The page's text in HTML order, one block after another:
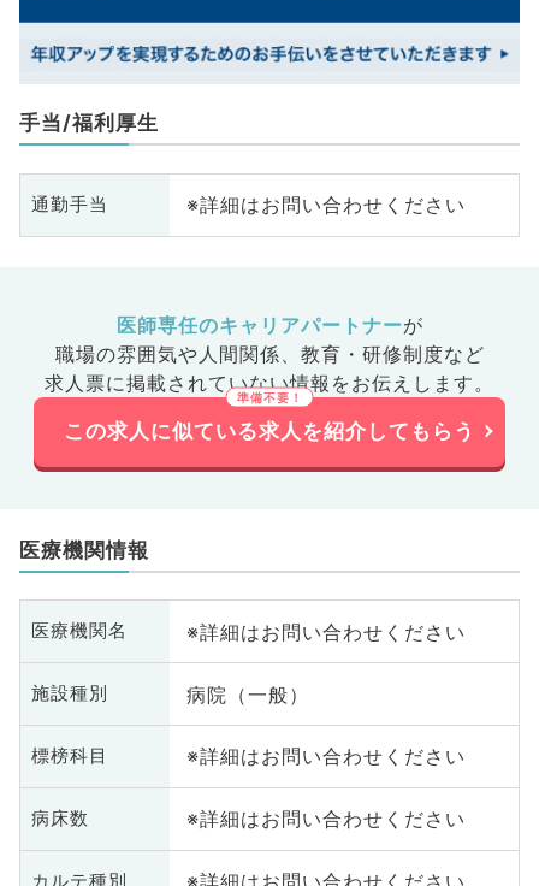
手当/福利厚生
通勤手当 ※詳細はお問い合わせください
医師専任のキャリアパートナーが
職場の雰囲気や人間関係、 教育・研修制度など
求人票に掲載されていない情報をお伝えします。
この求人に似ている求人を紹介してもらう
医療機関情報
医療機関名 ※詳細はお問い合わせください
施設種別 病院（一般）
標榜科目 ※詳細はお問い合わせください
病床数 ※詳細はお問い合わせください
カルテ種別